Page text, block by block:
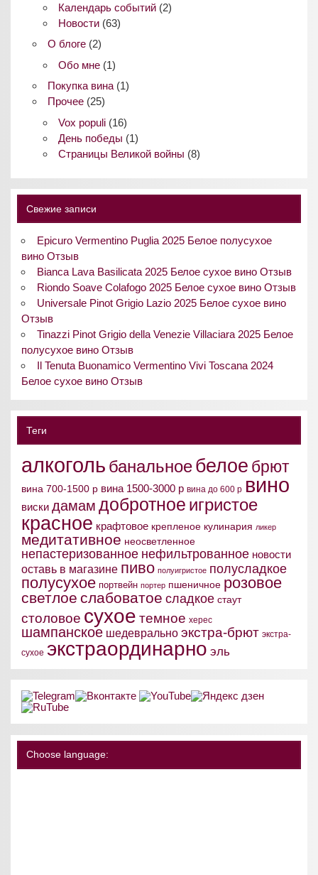
Календарь событий(2)
Новости(63)
О блоге(2)
Обо мне(1)
Покупка вина(1)
Прочее(25)
Vox populi(16)
День победы (1)
Страницы Великой войны (8)
Свежие записи
Epicuro Vermentino Puglia 2025 Белое полусухое
вино Отзыв
Bianca Lava Basilicata 2025 Белое сухое вино Отзыв
Riondo Soave Colafogo 2025 Белое сухое вино Отзыв
Universale Pinot Grigio Lazio 2025 Белое сухое вино
Отзыв
Tinazzi Pinot Grigio della Venezie Villaciara 2025 Белое
полусухое вино Отзыв
Il Tenuta Buonamico Vermentino Vivi Toscana 2024
Белое сухое вино Отзыв
Теги
алкоголь банальноебелое брют
вина 700-1500 р вина 1500-3000 р вина до 600 р вино
виски дамам добротное игристое
красное крафтовое крепленое кулинария ликер
медитативное неосветленное
непастеризованное нефильтрованное новости
оставь в магазине пиво полуигристое полусладкое
полусухое портвейн портер пшеничное розовое
светлое слабоватое сладкое стаут
столовое сухое темное херес
шампанское шедеврально экстра-брют экстра-
сухое экстраординарно эль
Choose language: